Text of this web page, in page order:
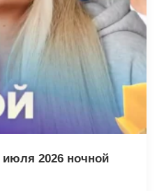
2026 ночной